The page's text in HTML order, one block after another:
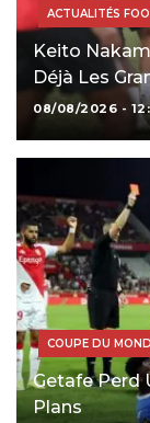
ACTUALITÉS
Keito
Déjà Les
08/08/2026 -
COUPE DU
Getafe Perd
Plans